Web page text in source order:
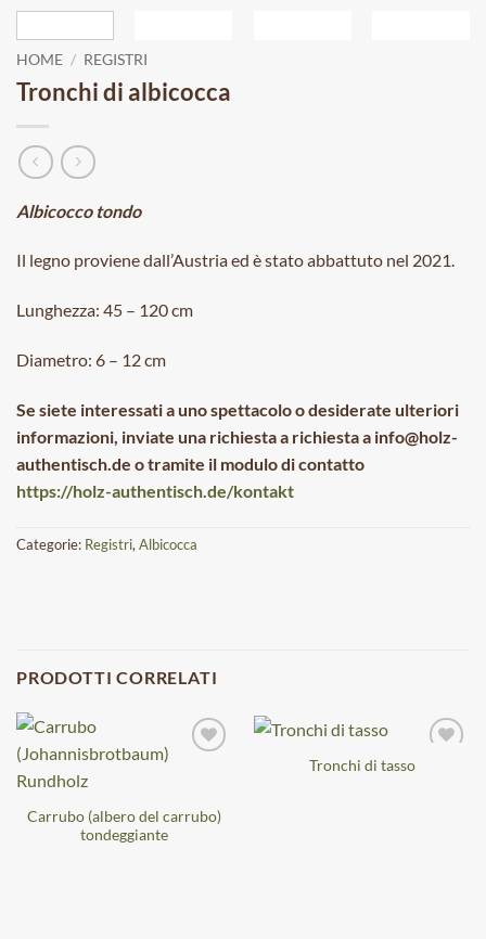
HOME / REGISTRI
Tronchi di albicocca
Albicocco tondo
Il legno proviene dall’Austria ed è stato abbattuto nel 2021.
Lunghezza: 45 – 120 cm
Diametro: 6 – 12 cm
Se siete interessati a uno spettacolo o desiderate ulteriori
informazioni, inviate una richiesta a richiesta a info@holz-
authentisch.de o tramite il modulo di contatto
https://holz-authentisch.de/kontakt
Categorie: Registri, Albicocca
PRODOTTI CORRELATI
Carrubo (albero del carrubo)
tondeggiante
Tronchi di tasso